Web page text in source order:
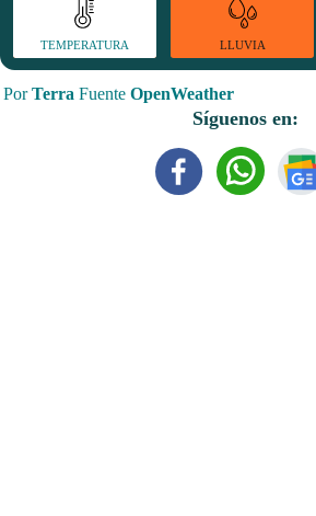
TEMPERATURA LLUVIA
PorTerra Fuente OpenWeather
Síguenos en: